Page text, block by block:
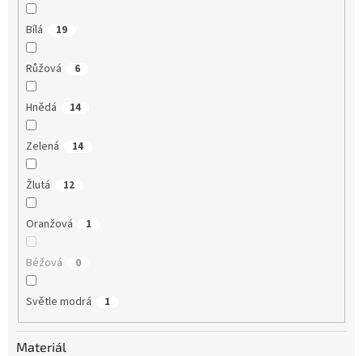
Bílá 19
Růžová 6
Hnědá 14
Zelená 14
Žlutá 12
Oranžová 1
Béžová 0
Světle modrá 1
Materiál